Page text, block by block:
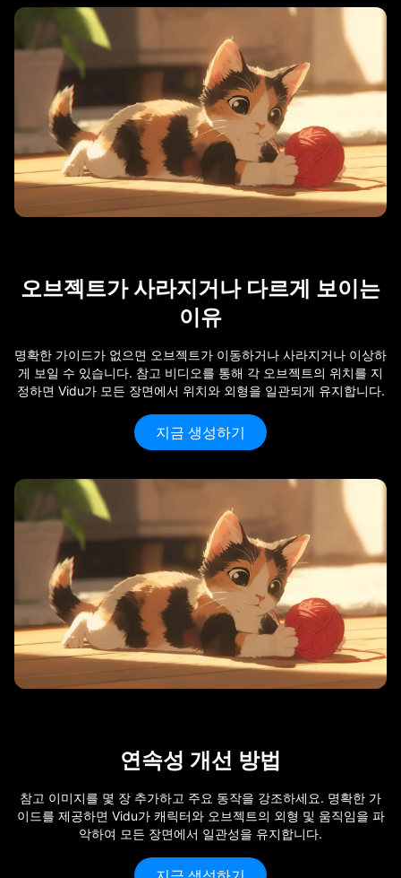
오브젝트가 사라지거나 다르게 보이는
이유
명확한 가이드가 없으면 오브젝트가 이동하거나 사라지거나 이상하
게 보일 수 있습니다. 참고 비디오를 통해 각 오브젝트의 위치를 지
정하면 Vidu가 모든 장면에서 위치와 외형을 일관되게 유지합니다.
지금 생성하기
연속성 개선 방법
참고 이미지를 몇 장 추가하고 주요 동작을 강조하세요. 명확한 가
이드를 제공하면 Vidu가 캐릭터와 오브젝트의 외형 및 움직임을 파
악하여 모든 장면에서 일관성을 유지합니다.